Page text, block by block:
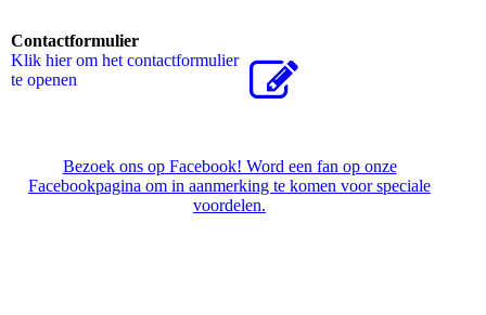
Contactformulier
Klik hier om het contactformulier
te openen
Bezoek ons op Facebook! Word een fan op onze
Facebookpagina om in aanmerking te komen voor speciale
voordelen.